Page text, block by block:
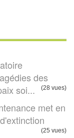
des
soi...
(28 vues)
met en
(25 vues)